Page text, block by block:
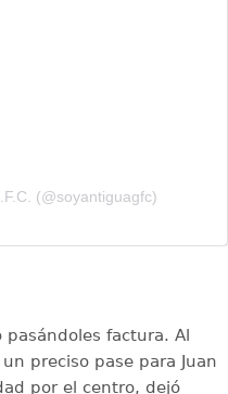
(@soyantiguagfc)
factura. Al
preciso pase para Juan
por el centro, dejó